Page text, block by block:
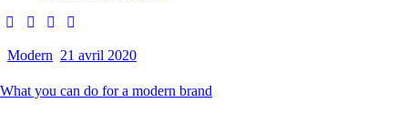
Modern 21 avril 2020
What you can do for a modern brand